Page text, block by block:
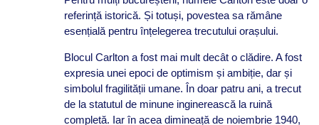
referință istorică. Și totuși, povestea sa rămâne
esențială pentru înțelegerea trecutului orașului.
Blocul Carlton a fost mai mult decât o clădire. A fost
expresia unei epoci de optimism și ambiție, dar și
simbolul fragilității umane. În doar patru ani, a trecut
de la statutul de minune inginerească la ruină
completă. Iar în acea dimineață de noiembrie 1940,